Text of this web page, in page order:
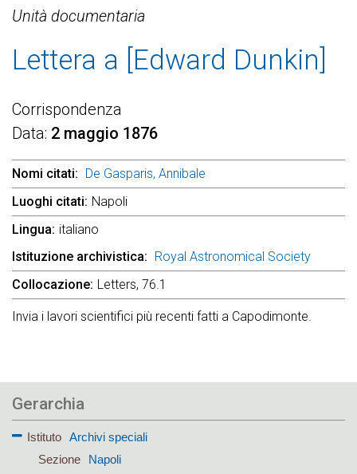
Unità documentaria
Lettera a [Edward Dunkin]
Corrispondenza
Data 2 maggio 1876
Nomi citati
De Gasparis, Annibale
Luoghi citati Napoli
Lingua italiano
Istituzione archivistica
Royal Astronomical Society
Collocazione Letters, 76.1
Invia i lavori scientifici più recenti fatti a Capodimonte.
Gerarchia
Istituto
Archivi speciali
Sezione
Napoli